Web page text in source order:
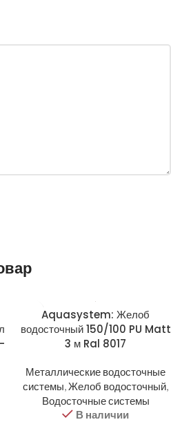
Aquasystem: Желоб
водосточный 150/100 PU Matt
3 м Ral 8017
Металлические водосточные
системы,Желоб водосточный,
Водосточные системы
В наличии